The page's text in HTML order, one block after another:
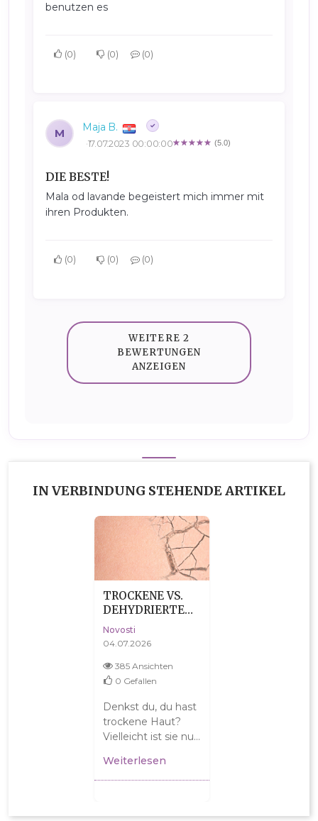
benutzen es
0 0 0
M Maja B.
(5.0)
17.07.2023 00:00:00
DIE BESTE!
Mala od lavande begeistert mich immer mit
ihren Produkten.
0 0 0
WEITERE 2
BEWERTUNGEN
ANZEIGEN
IN VERBINDUNG STEHENDE ARTIKEL
TROCKENE VS.
DEHYDRIERTE
HAUT - NICHT
DASSELBE
Novosti
04.07.2026
385 Ansichten
0 Gefallen
Denkst du, du hast
trockene Haut?
Vielleicht ist sie nur
die Pflege-
Dilemmas und
Weiterlesen